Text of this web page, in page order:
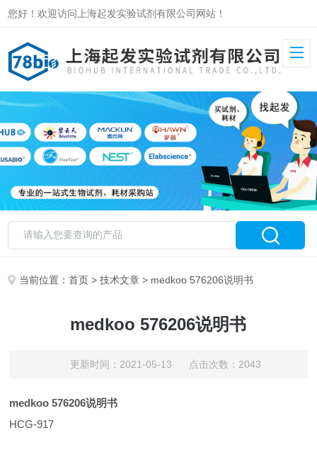
您好！欢迎访问上海起发实验试剂有限公司网站！
当前位置：首页 >技术文章 > medkoo 576206说明书
medkoo 576206说明书
更新时间：2021-05-13 点击次数：2043
medkoo 576206说明书
HCG-917